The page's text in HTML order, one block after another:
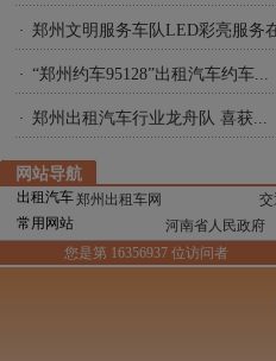
· 郑州文明服务车队LED彩亮服务
· “郑州约车95128”出租汽车约车...
· 郑州出租汽车行业龙舟队 喜获...
网站导航
出租汽车郑州出租车网 交
常用网站
河南省人民政府
您是第 16356937 位访问者